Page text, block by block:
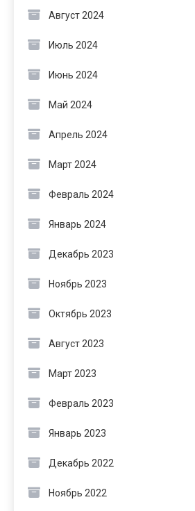
Август 2024
Июль 2024
Июнь 2024
Май 2024
Апрель 2024
Март 2024
Февраль 2024
Январь 2024
Декабрь 2023
Ноябрь 2023
Октябрь 2023
Август 2023
Март 2023
Февраль 2023
Январь 2023
Декабрь 2022
Ноябрь 2022